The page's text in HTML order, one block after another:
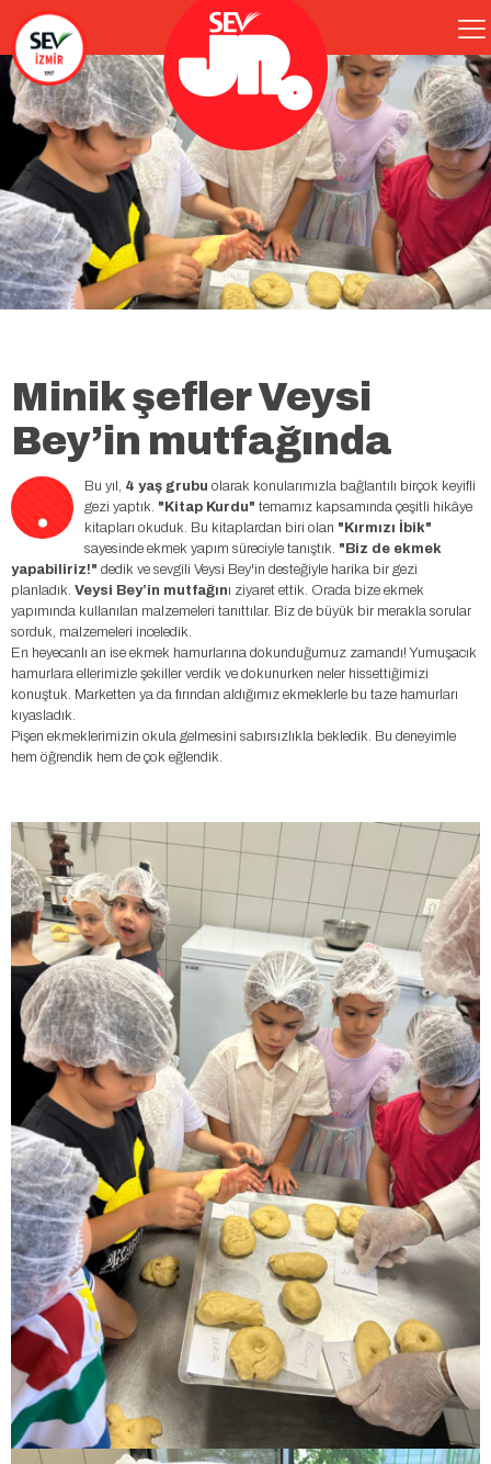
Minik şefler Veysi
Bey’in mutfağında
. Bu yıl, 4 yaş grubu olarak konularımızla bağlantılı birçok keyifli
gezi yaptık. "Kitap Kurdu" temamız kapsamında çeşitli hikâye
kitapları okuduk. Bu kitaplardan biri olan "Kırmızı İbik"
sayesinde ekmek yapım süreciyle tanıştık. "Biz de ekmek
yapabiliriz!" dedik ve sevgili Veysi Bey'in desteğiyle harika bir gezi
planladık. Veysi Bey’in mutfağını ziyaret ettik. Orada bize ekmek
yapımında kullanılan malzemeleri tanıttılar. Biz de büyük bir merakla sorular
sorduk, malzemeleri inceledik.
En heyecanlı an ise ekmek hamurlarına dokunduğumuz zamandı! Yumuşacık
hamurlara ellerimizle şekiller verdik ve dokunurken neler hissettiğimizi
konuştuk. Marketten ya da fırından aldığımız ekmeklerle bu taze hamurları
kıyasladık.
Pişen ekmeklerimizin okula gelmesini sabırsızlıkla bekledik. Bu deneyimle
hem öğrendik hem de çok eğlendik.